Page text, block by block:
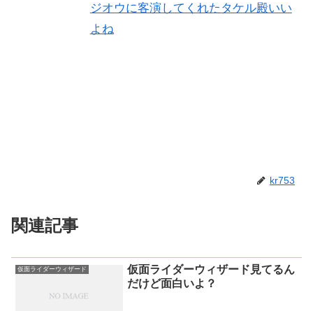
ジオウに客演してくれたタケル殿いい
よね
kr753
関連記事
仮面ライダーウィザード
仮面ライダーウィザード見てるん
だけど面白いよ？